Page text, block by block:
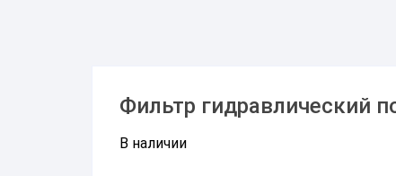
Фильтр гидравлический
В наличии